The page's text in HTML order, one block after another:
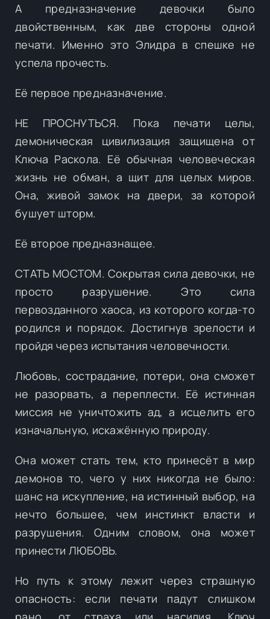
А предназначение девочки было
двойственным, как две стороны одной
печати. Именно это Элидра в спешке не
успела прочесть.
Её первое предназначение.
НЕ ПРОСНУТЬСЯ. Пока печати целы,
демоническая цивилизация защищена от
Ключа Раскола. Её обычная человеческая
жизнь не обман, а щит для целых миров.
Она, живой замок на двери, за которой
бушует шторм.
Её второе предназнащее.
СТАТЬ МОСТОМ. Сокрытая сила девочки, не
просто разрушение. Это сила
первозданного хаоса, из которого когда-то
родился и порядок. Достигнув зрелости и
пройдя через испытания человечности.
Любовь, сострадание, потери, она сможет
не разорвать, а переплести. Её истинная
миссия не уничтожить ад, а исцелить его
изначальную, искажённую природу.
Она может стать тем, кто принесёт в мир
демонов то, чего у них никогда не было:
шанс на искупление, на истинный выбор, на
нечто большее, чем инстинкт власти и
разрушения. Одним словом, она может
принести ЛЮБОВЬ.
Но путь к этому лежит через страшную
опасность: если печати падут слишком